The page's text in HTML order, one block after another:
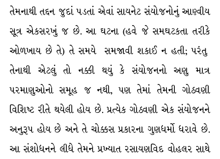
તેમનાથી તદ્દન જુદાં પડતાં એવાં સાયનેટ સંયોજનોનું આણ્વીય
સૂત્ર એકસરખું જ છે. આ ઘટના (હવે જે સમઘટકતા તરીકે
ઓળખાય છે તે) તે સમયે સમજાવી શકાઈ ન હતી; પરંતુ
તેનાથી એટલું તો નક્કી થયું કે સંયોજનનો અણુ માત્ર
પરમાણુઓનો સમૂહ જ નથી, પણ તેમાં તેમની ગોઠવણી
વિશિષ્ટ રીતે થયેલી હોય છે. પ્રત્યેક ગોઠવણી એક સંયોજનને
અનુરૂપ હોય છે અને તે ચોક્કસ પ્રકારના ગુણધર્મો ધરાવે છે.
આ સંશોધનને લીધે તેમને પ્રખ્યાત રસાયણવિદ વોહલર સાથે